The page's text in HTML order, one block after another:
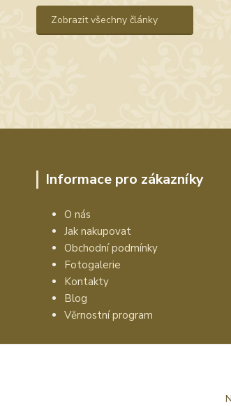
Zobrazit všechny články
Informace pro zákazníky
O nás
Jak nakupovat
Obchodní podmínky
Fotogalerie
Kontakty
Blog
Věrnostní program